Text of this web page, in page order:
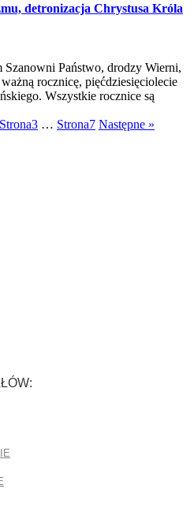
detronizacja Chrystusa Króla
Państwo, drodzy Wierni,
rocznicę, pięćdziesięciolecie
Wszystkie rocznice są
Strona3 … Strona7 Następne »